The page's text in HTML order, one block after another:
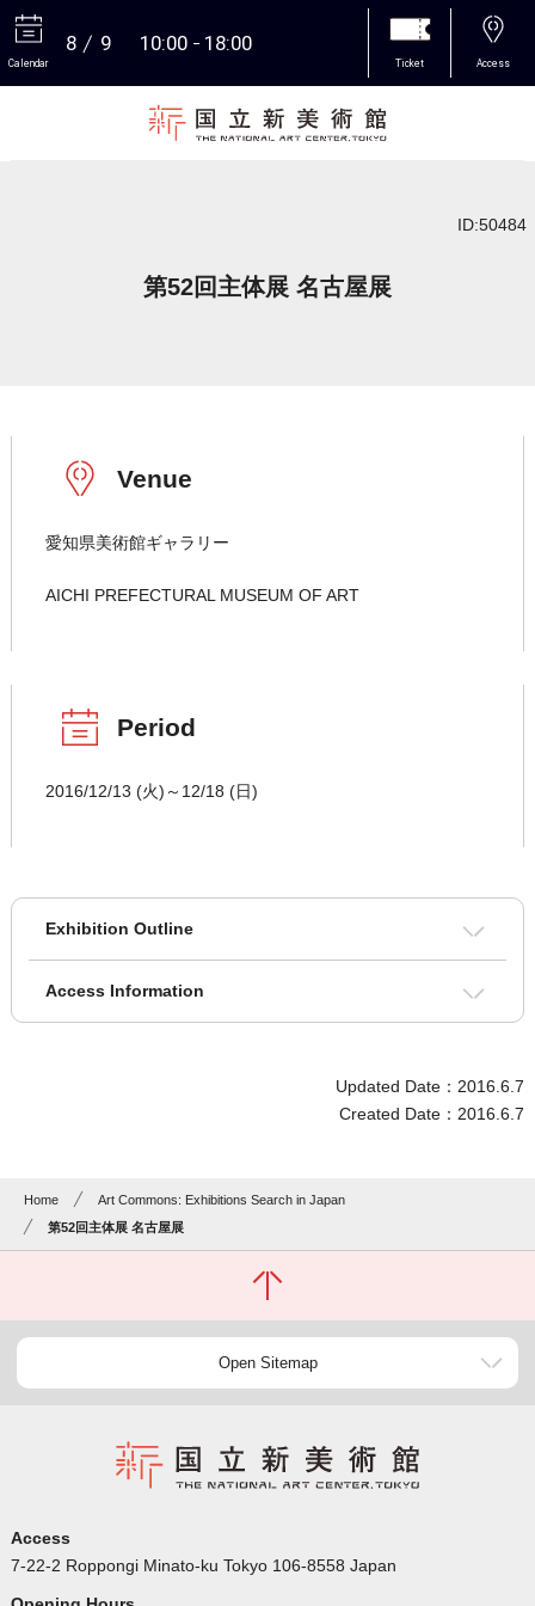
Calendar
8 9 10:00 18:00
Ticket Access
ID:50484
第52回主体展 名古屋展
Venue
愛知県美術館ギャラリー
AICHI PREFECTURAL MUSEUM OF ART
Period
2016/12/13 (火)～12/18 (日)
Exhibition Outline
Access Information
Updated Date：2016.6.7
Created Date：2016.6.7
Home
Art Commons: Exhibitions Search in Japan
第52回主体展 名古屋展
Open Sitemap
Access
7-22-2 Roppongi Minato-ku Tokyo 106-8558 Japan